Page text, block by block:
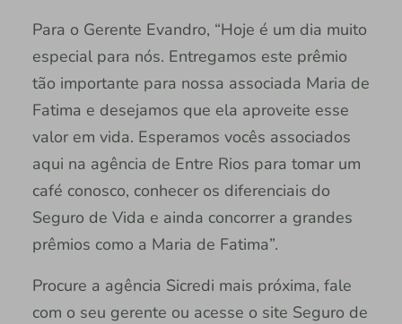
Para o Gerente Evandro, “Hoje é um dia muito
especial para nós. Entregamos este prêmio
tão importante para nossa associada Maria de
Fatima e desejamos que ela aproveite esse
valor em vida. Esperamos vocês associados
aqui na agência de Entre Rios para tomar um
café conosco, conhecer os diferenciais do
Seguro de Vida e ainda concorrer a grandes
prêmios como a Maria de Fatima”.
Procure a agência Sicredi mais próxima, fale
com o seu gerente ou acesse o site Seguro de